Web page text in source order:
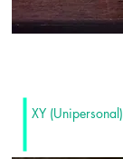
XY (Unipersonal)